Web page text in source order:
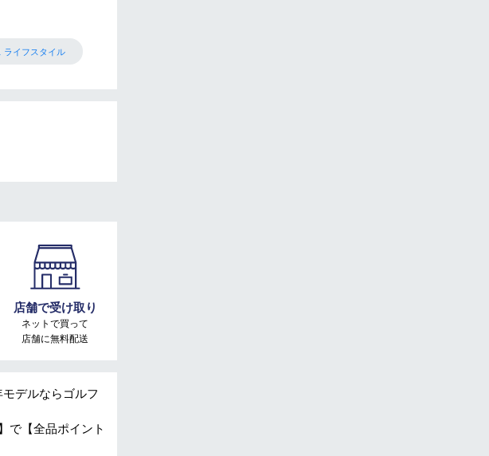
ライフスタイル
店舗で受け取り
ネットで買って
店舗に無料配送
デルならゴルフ
で【全品ポイント